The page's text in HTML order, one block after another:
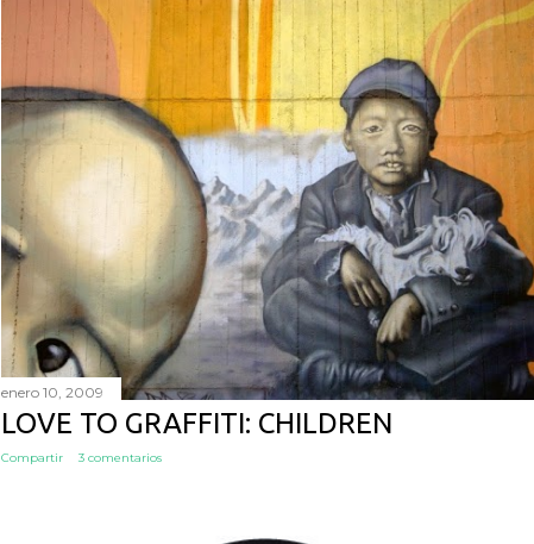
enero 10, 2009
LOVE TO GRAFFITI: CHILDREN
Compartir 3 comentarios